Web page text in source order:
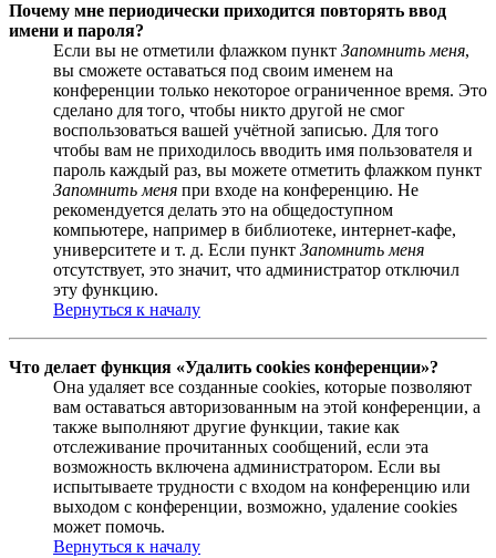
Почему мне периодически приходится повторять ввод
имени и пароля?
Если вы не отметили флажком пункт Запомнить меня,
вы сможете оставаться под своим именем на
конференции только некоторое ограниченное время. Это
сделано для того, чтобы никто другой не смог
воспользоваться вашей учётной записью. Для того
чтобы вам не приходилось вводить имя пользователя и
пароль каждый раз, вы можете отметить флажком пункт
Запомнить меня при входе на конференцию. Не
рекомендуется делать это на общедоступном
компьютере, например в библиотеке, интернет-кафе,
университете и т. д. Если пункт Запомнить меня
отсутствует, это значит, что администратор отключил
эту функцию.
Вернуться к началу
Что делает функция «Удалить cookies конференции»?
Она удаляет все созданные cookies, которые позволяют
вам оставаться авторизованным на этой конференции, а
также выполняют другие функции, такие как
отслеживание прочитанных сообщений, если эта
возможность включена администратором. Если вы
испытываете трудности с входом на конференцию или
выходом с конференции, возможно, удаление cookies
может помочь.
Вернуться к началу